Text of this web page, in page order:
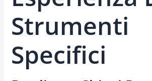
Strumenti
Specifici